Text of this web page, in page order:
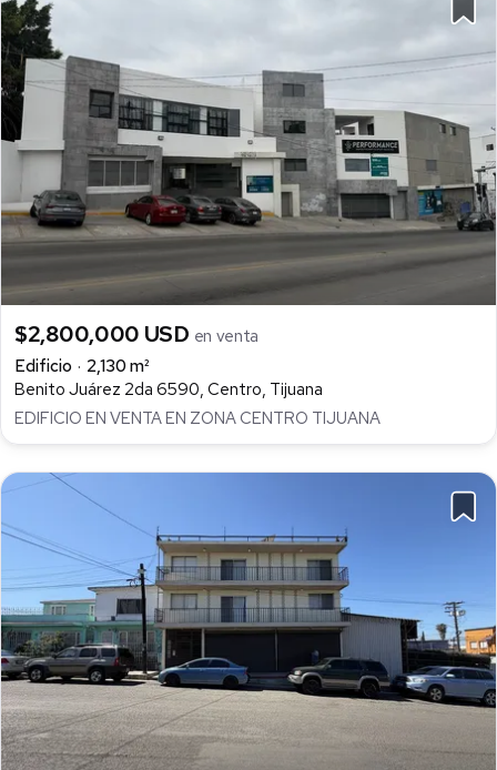
$2,800,000 USD en venta
Edificio
2,130 m²
Benito Juárez 2da 6590, Centro, Tijuana
EDIFICIO EN VENTA EN ZONA CENTRO TIJUANA